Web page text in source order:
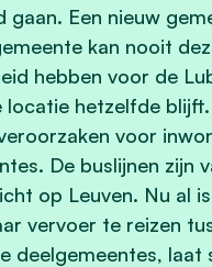
gaan. Een nieuw
kan nooit
hebben voor de
locatie hetzelfde
voor
De buslijnen zijn
op Leuven. Nu al
vervoer te reizen
deelgemeentes, laat